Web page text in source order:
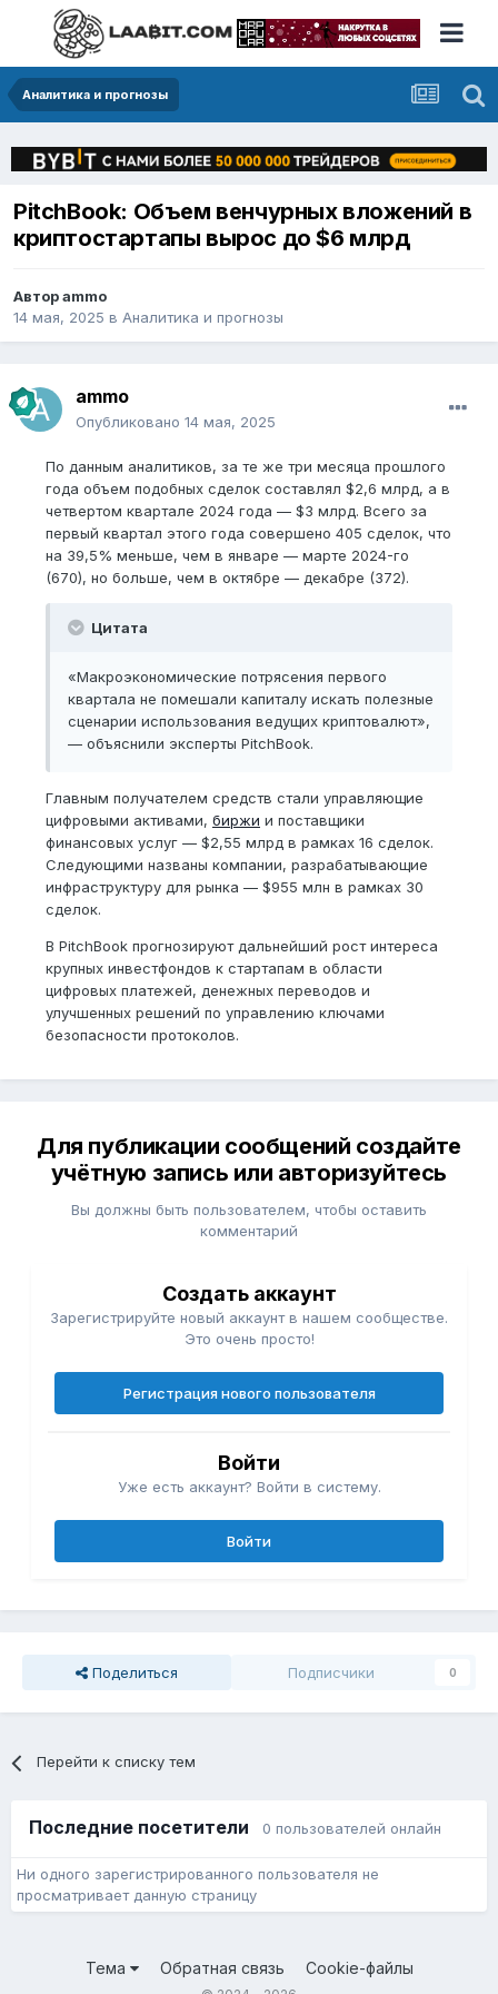
Аналитика и прогнозы
PitchBook: Объем венчурных вложений в
криптостартапы вырос до $6 млрд
Авторammo
14 мая, 2025 в Аналитика и прогнозы
ammo
Опубликовано 14 мая, 2025
По данным аналитиков, за те же три месяца прошлого
года объем подобных сделок составлял $2,6 млрд, а в
четвертом квартале 2024 года — $3 млрд. Всего за
первый квартал этого года совершено 405 сделок, что
на 39,5% меньше, чем в январе — марте 2024-го
(670), но больше, чем в октябре — декабре (372).
Цитата
«Макроэкономические потрясения первого
квартала не помешали капиталу искать полезные
сценарии использования ведущих криптовалют»,
— объяснили эксперты PitchBook.
Главным получателем средств стали управляющие
цифровыми активами, биржи и поставщики
финансовых услуг — $2,55 млрд в рамках 16 сделок.
Следующими названы компании, разрабатывающие
инфраструктуру для рынка — $955 млн в рамках 30
сделок.
В PitchBook прогнозируют дальнейший рост интереса
крупных инвестфондов к стартапам в области
цифровых платежей, денежных переводов и
улучшенных решений по управлению ключами
безопасности протоколов.
Для публикации сообщений создайте
учётную запись или авторизуйтесь
Вы должны быть пользователем, чтобы оставить
комментарий
Создать аккаунт
Зарегистрируйте новый аккаунт в нашем сообществе.
Это очень просто!
Регистрация нового пользователя
Войти
Уже есть аккаунт? Войти в систему.
Войти
Поделиться Подписчики 0
Перейти к списку тем
Последние посетители 0 пользователей онлайн
Ни одного зарегистрированного пользователя не
просматривает данную страницу
Тема Обратная связь Cookie-файлы